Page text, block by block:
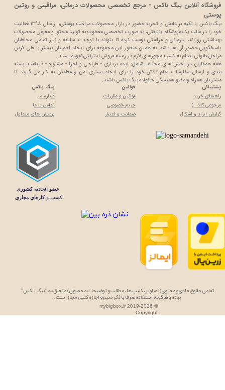
پشتیبانی
راهنمای خرید
مرجوعی کالا :(
گزارش ایراد و اشکال
قوانین
قوانین و مقررات
حریم خصوصی
ضمانت و اعتبار
تمامی حقوق مادی و معنوی (تصاویر، کلیپ ها، مطالب و توضیحات محصولی) متعلق به "بیگ باکس"
بوده و هرگونه استفاده صرفا با ذکر منبع و اجازه کتبی مجاز است.
بیگ باکس
درباره ما
تماس با ما
پرسش های متداول
فروشگاه آنلاین بیگ باکس - مرجع تخصصی محصولات درمانی، مراقبتی و روتین
پوستی
بیگ باکس با تکیه بر دانش و تجربه حضور در بازار محصولات مراقبت پوستی، از سال 1398 فعالیت
خود را در قالب یک فروشگاه اینترنتی، به صورت تخصصی معطوف به تولید محتوا و معرفی محصولات
بهداشتی روزانه، درمانی و مراقبتی پوست کرده تا بتواند با توجه به سلیقه و نیاز تمامی مخاطبان
پاسخگویی حضور آن ها باشد. به همین منظور این مجموعه برای ایجاد اطمینان بیشتر با طی کردن
مراحل قانونی اقدام به کسب مجوزهای لازم در زمینه فروش اینترنتی نموده است.
همه همکاران در بخش های مختلف شامل: ایده پردازی - طراحی و اجرا - مشاوره - دریافت، بسته
بندی و ارسال سفارشات تمام تلاش خود را برای ایجاد بستری امن و مطمئن به کار می گیرند تا
مشتریان همراه و عضو همیشگی خانواده بیگ باکس باشند.
mybigbox.ir 2019-2026 ©
Copyright